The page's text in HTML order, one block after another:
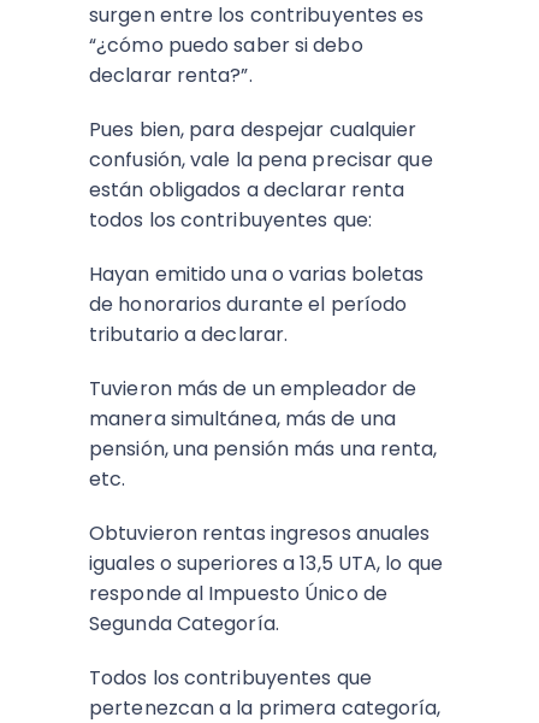
surgen entre los contribuyentes es
“¿cómo puedo saber si debo
declarar renta?”.
Pues bien, para despejar cualquier
confusión, vale la pena precisar que
están obligados a declarar renta
todos los contribuyentes que:
Hayan emitido una o varias boletas
de honorarios durante el período
tributario a declarar.
Tuvieron más de un empleador de
manera simultánea, más de una
pensión, una pensión más una renta,
etc.
Obtuvieron rentas ingresos anuales
iguales o superiores a 13,5 UTA, lo que
responde al Impuesto Único de
Segunda Categoría.
Todos los contribuyentes que
pertenezcan a la primera categoría,